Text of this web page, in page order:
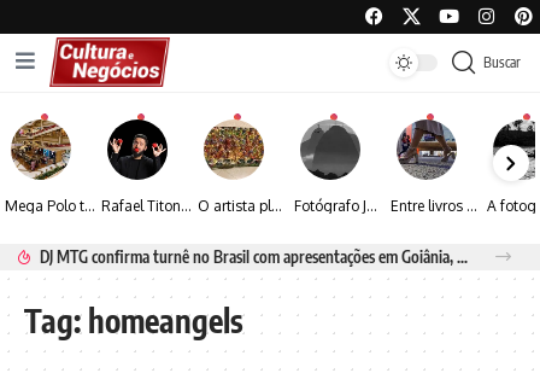
Buscar
Mega Polo transforma lançamento de coleção em plataforma nacional de negócios e projeta crescimento de mais de 15% Rafael Titonelly leva magia e acolhimento a crianças em tratamento oncológico em Juiz de Fora O artista plástico Jorge Luiz transforma sustentabilidade e criatividade em arte contemporânea Fotógrafo José Roberto apresenta um olhar sensível sobre arquitetura, formas e luz na fotografia Entre livros e fotografia autoral, Sebastião Reis consolida uma trajetória marcada pelo olhar artístico
DJ MTG confirma turnê no Brasil com apresentações em Goiânia, Porto Seguro e Rio de Janeiro
Tag:homeangels